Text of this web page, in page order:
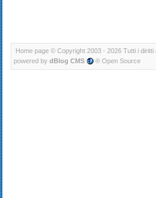
Home page © Copyright 2003 - 2026 Tutti i diritti
powered by dBlog CMS ® Open Source